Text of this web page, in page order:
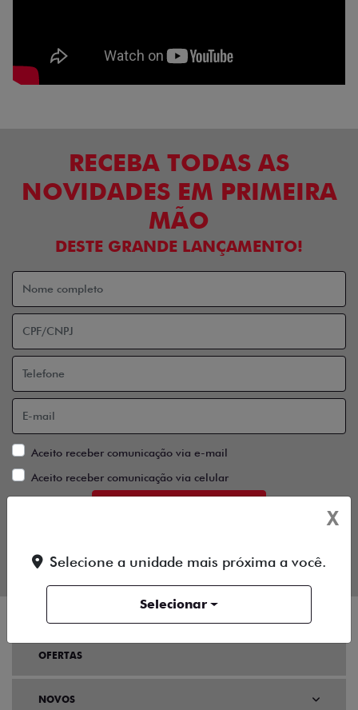
RECEBA TODAS AS
NOVIDADES EM PRIMEIRA
MÃO
DESTE GRANDE LANÇAMENTO!
Aceito receber comunicação via e-mail
Aceito receber comunicação via celular
OFERTAS
NOVOS
X
Selecione a unidade mais próxima a você.
Selecionar